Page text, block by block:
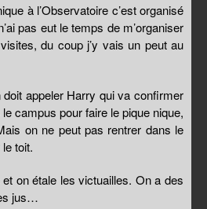
à l’Observatoire c’est organisé
pas eut le temps de m’organiser
du coup j’y vais un peut au
appeler Harry qui va confirmer
campus pour faire le pique nique,
on ne peut pas rentrer dans le
toit.
et on étale les victuailles. On a des
jus…